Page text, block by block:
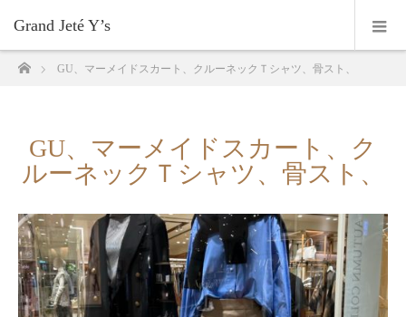
Grand Jeté Y’s
ホームGU、マーメイドスカート、クルーネックＴシャツ、骨スト、
GU、マーメイドスカート、ク
ルーネックＴシャツ、骨スト、